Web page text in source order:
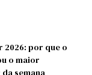
2026: por que o
o maior
semana